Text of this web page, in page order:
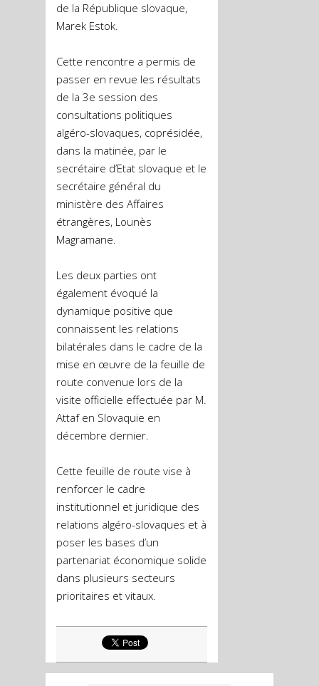
de la République slovaque,
Marek Estok.
Cette rencontre a permis de
passer en revue les résultats
de la 3e session des
consultations politiques
algéro-slovaques, coprésidée,
dans la matinée, par le
secrétaire d’Etat slovaque et le
secrétaire général du
ministère des Affaires
étrangères, Lounès
Magramane.
Les deux parties ont
également évoqué la
dynamique positive que
connaissent les relations
bilatérales dans le cadre de la
mise en œuvre de la feuille de
route convenue lors de la
visite officielle effectuée par M.
Attaf en Slovaquie en
décembre dernier.
Cette feuille de route vise à
renforcer le cadre
institutionnel et juridique des
relations algéro-slovaques et à
poser les bases d’un
partenariat économique solide
dans plusieurs secteurs
prioritaires et vitaux.